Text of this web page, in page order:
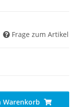
Frage zum Artikel
Warenkorb